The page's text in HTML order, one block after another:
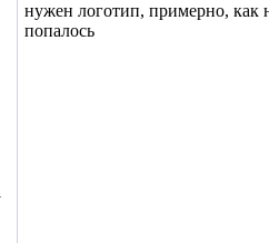
нужен логотип, примерно, как
попалось